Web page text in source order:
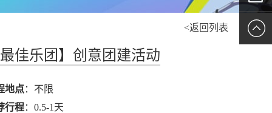
<返回列表
佳乐团】创意团建活动
地点：不限
行程：0.5-1天
留言报